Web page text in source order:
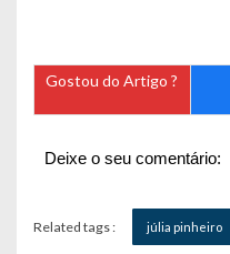
Gostou do Artigo ?
Deixe o seu comentário:
Related tags : júlia pinheiro